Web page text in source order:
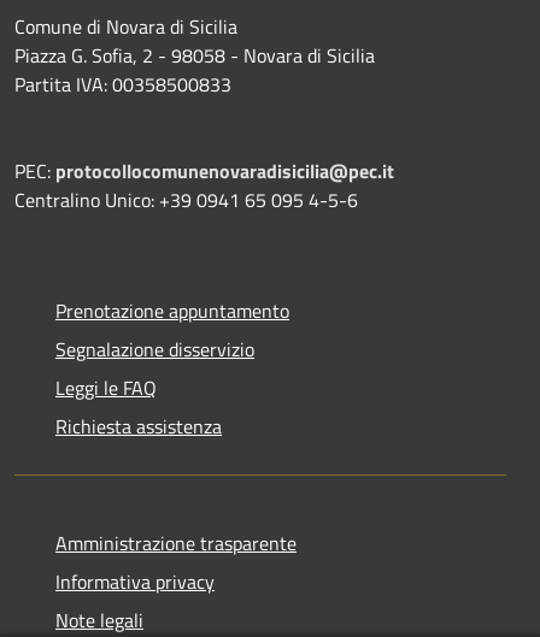
Comune di Novara di Sicilia
Piazza G. Sofia, 2 - 98058 - Novara di Sicilia
Partita IVA: 00358500833
PEC: protocollocomunenovaradisicilia@pec.it
Centralino Unico: +39 0941 65 095 4-5-6
Prenotazione appuntamento
Segnalazione disservizio
Leggi le FAQ
Richiesta assistenza
Amministrazione trasparente
Informativa privacy
Note legali